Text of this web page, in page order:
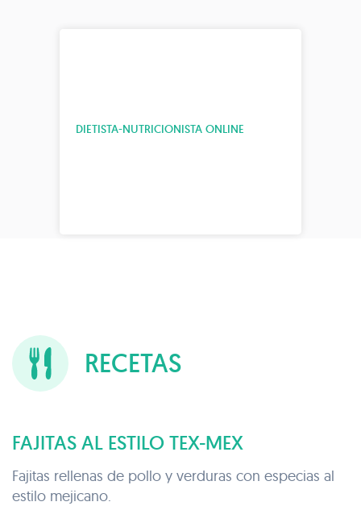
DIETISTA-NUTRICIONISTA ONLINE
RECETAS
FAJITAS AL ESTILO TEX-MEX
Fajitas rellenas de pollo y verduras con especias al
estilo mejicano.